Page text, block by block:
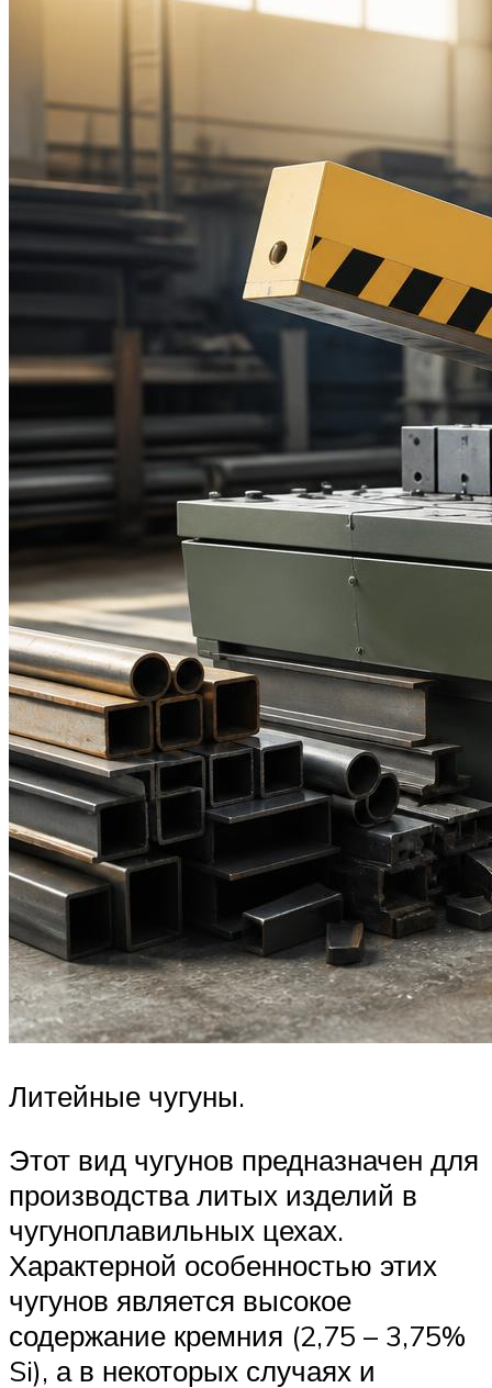
Литейные чугуны.
Этот вид чугунов предназначен для
производства литых изделий в
чугуноплавильных цехах.
Характерной особенностью этих
чугунов является высокое
содержание кремния (2,75 – 3,75%
Si), а в некоторых случаях и